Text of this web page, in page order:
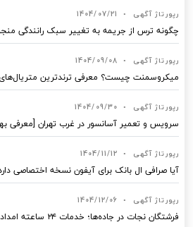
رپورتاژ آگهی •
1404/07/21
چگونه ترس از جریمه به تغییر سبک رانندگی
رپورتاژ آگهی •
1404/09/08
میکروسمنت چیست؟ معرفی ترندترین
رپورتاژ آگهی •
1404/09/30
سرویس و تعمیر آسانسور در غرب تهران [معرفی
رپورتاژ آگهی •
1404/11/12
آیا صرافی ال بانک برای آیفون نسخه اختصاصی
رپورتاژ آگهی •
1404/12/06
فرشتگان نجات در جاده‌ها؛ خدمات ۲۴ ساعته امداد خودرو سمنان